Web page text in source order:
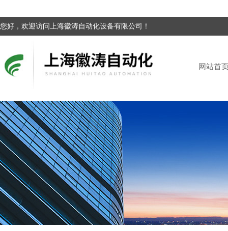
您好，欢迎访问上海徽涛自动化设备有限公司！
网站首